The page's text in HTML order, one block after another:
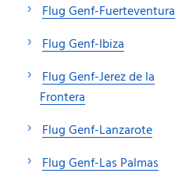
Flug Genf-Fuerteventura
Flug Genf-Ibiza
Flug Genf-Jerez de la
Frontera
Flug Genf-Lanzarote
Flug Genf-Las Palmas